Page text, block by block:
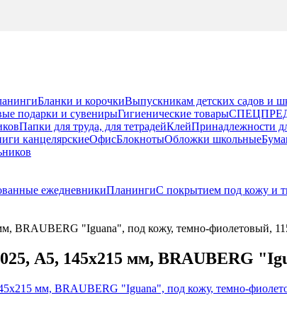
Бланки и корочкиВыпускникам детских садов и
подарки и сувенирыГигиенические товары
Папки для труда, для тетрадейКлейПринадлежности
канцелярскиеОфисБлокнотыОбложки школьные
ежедневникиПланингиС покрытием под кожу и
BRAUBERG "Iguana", под кожу, темно-фиолетовый,
А5, 145х215 мм, BRAUBERG